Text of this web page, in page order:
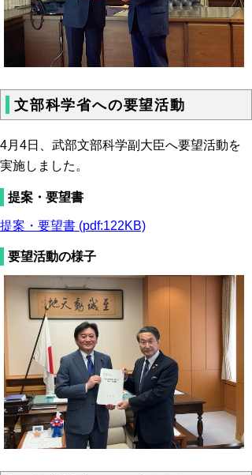
文部科学省への要望活動
4月4日、武部文部科学副大臣へ要望活動を
実施しました。
提案・要望書
提案・要望書 (pdf:122KB)
要望活動の様子